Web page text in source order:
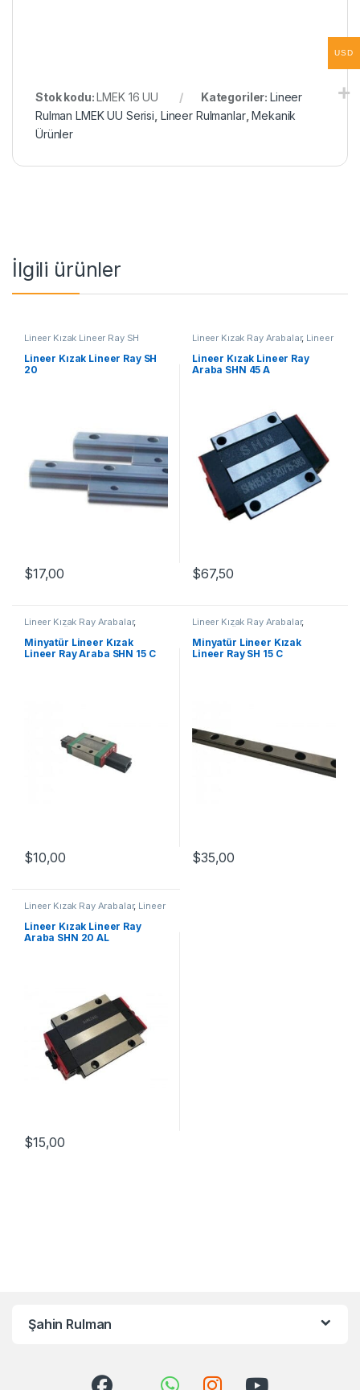
Stok kodu:LMEK 16 UU Kategoriler: Lineer
Rulman LMEK UU Serisi Lineer Rulmanlar,Mekanik
Ürünler
İlgili ürünler
Lineer Kızak Lineer Ray SH
Mekanik Ürünler
Lineer Kızak Lineer Ray SH
20
$17,00
Lineer Kızak Ray Arabalar, Lineer
Ürünler
Lineer Kızak Lineer Ray
Araba SHN 45 A
$67,50
Lineer Kızak Ray Arabalar,
Ray Araba SHN C Serisi
Minyatür Lineer Kızak
Lineer Ray Araba SHN 15 C
$10,00
Lineer Kızak Ray Arabalar,
Kızak Lineer Ray SH Serisi
Minyatür Lineer Kızak
Lineer Ray SH 15 C
$35,00
Lineer Kızak Ray Arabalar, Lineer
Mekanik Ürünler
Lineer Kızak Lineer Ray
Araba SHN 20 AL
$15,00
Şahin Rulman
USD